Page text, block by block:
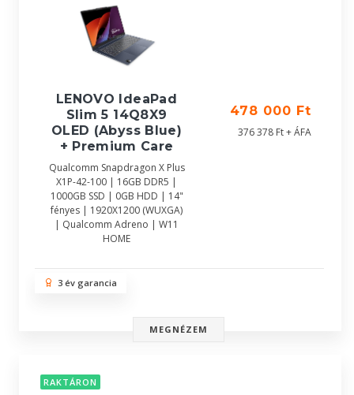
LENOVO IdeaPad
Slim 5 14Q8X9
OLED (Abyss Blue)
+ Premium Care
Qualcomm Snapdragon X Plus
X1P-42-100 | 16GB DDR5 |
1000GB SSD | 0GB HDD | 14"
fényes | 1920X1200 (WUXGA)
| Qualcomm Adreno | W11
HOME
478 000 Ft
376 378 Ft + ÁFA
3 év garancia
MEGNÉZEM
RAKTÁRON